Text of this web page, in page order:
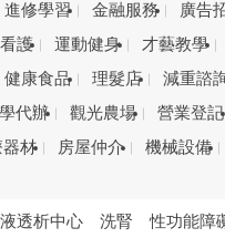
進修學習 金融服務 廣告
護 運動健身 才藝教學
健康食品 理髮店 減重諮
代辦 觀光農場 營業登記
材 房屋仲介 機械設備
透析中心 洗腎 性功能障